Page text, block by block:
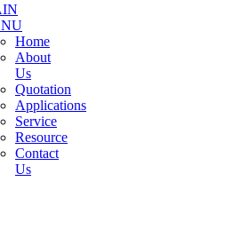
Home
About
Us
Quotation
Applications
Service
Resource
Contact
Us